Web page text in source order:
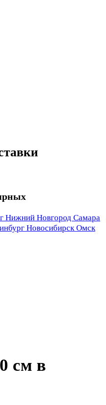
Нижний Новгород Самара
Новосибирск Омск
см в